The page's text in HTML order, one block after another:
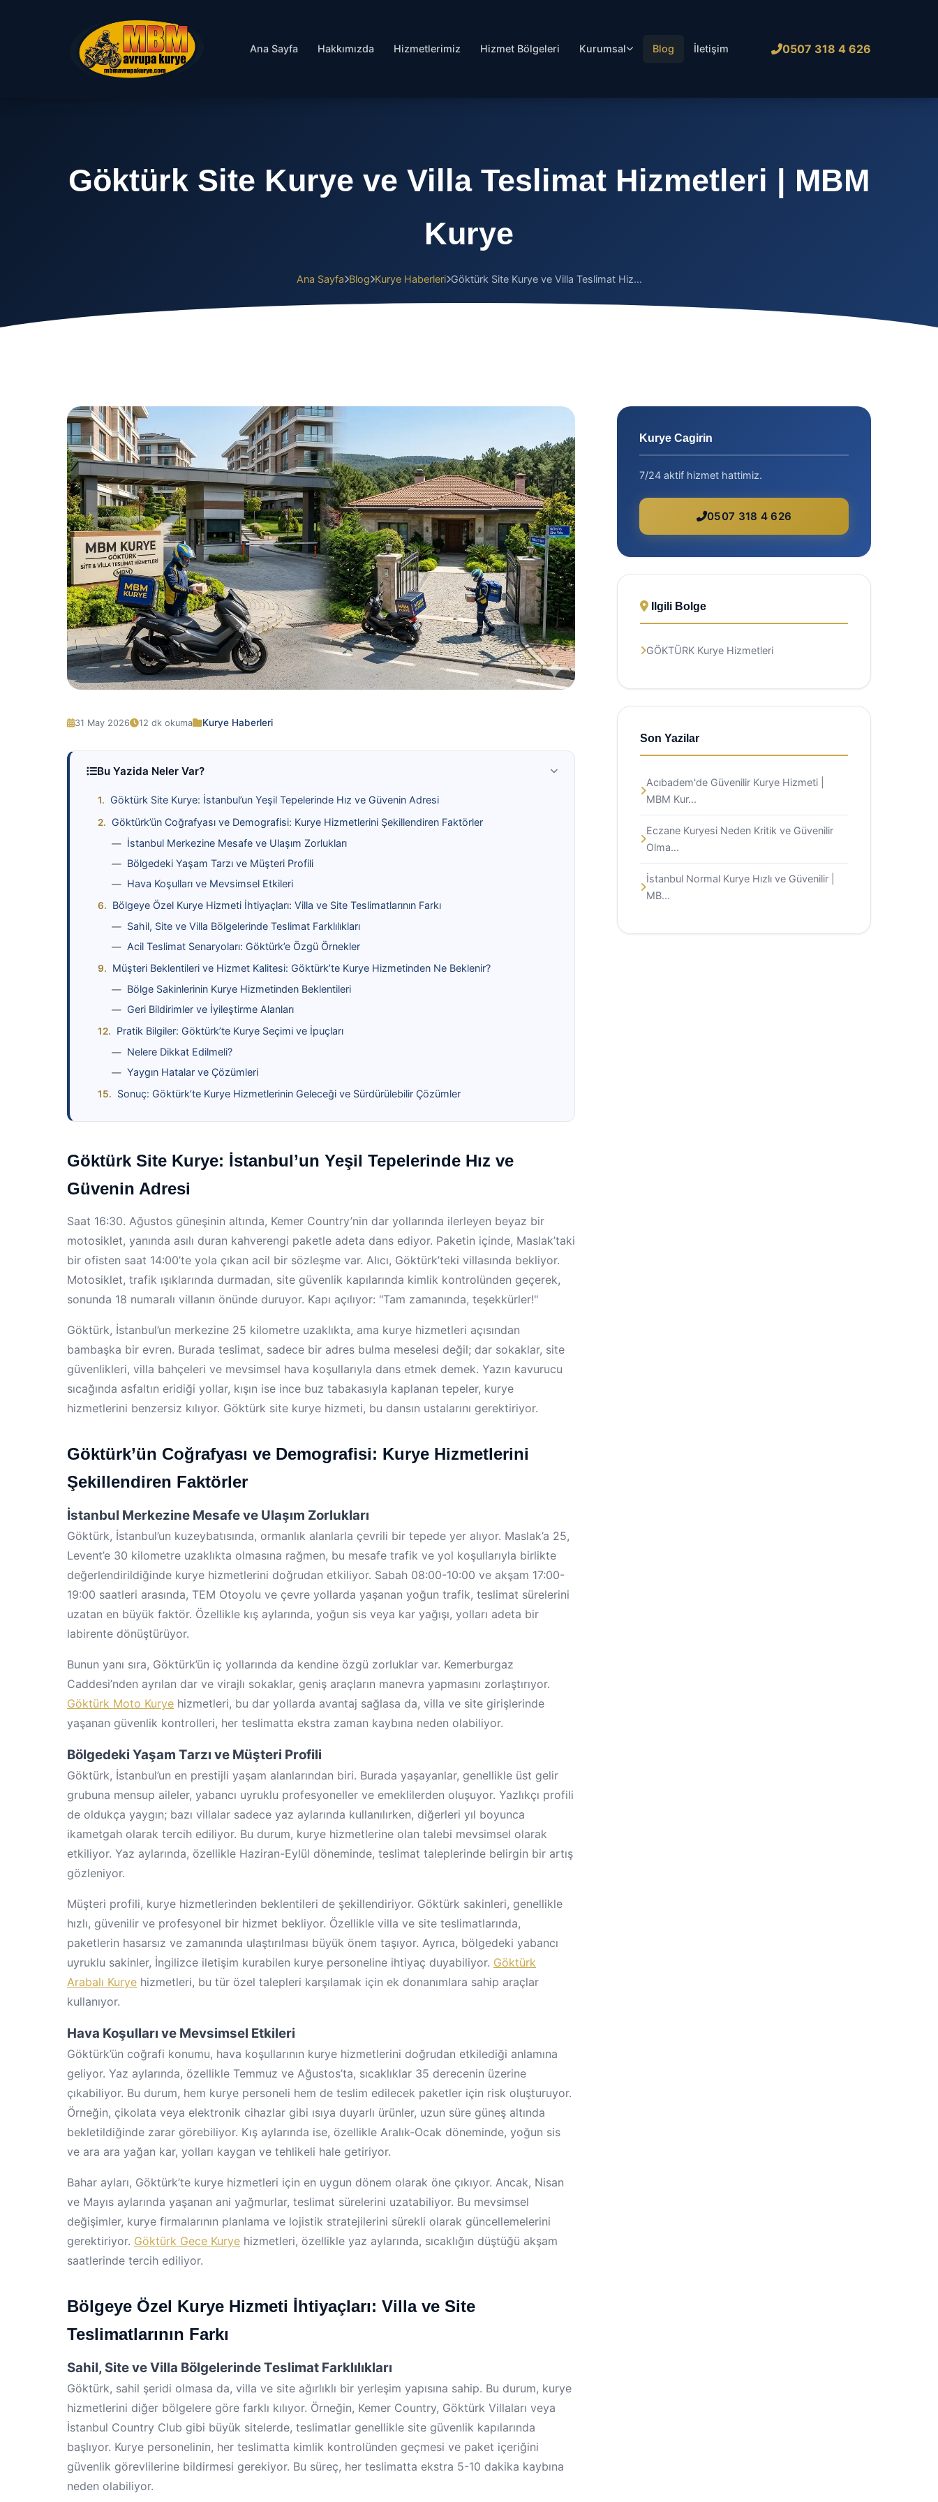
Ana Sayfa Hakkımızda Hizmetlerimiz Hizmet Bölgeleri Kurumsal Blog İletişim 0507 318 4 626
Göktürk Site Kurye ve Villa Teslimat Hizmetleri | MBM
Kurye
Ana Sayfa Blog Kurye Haberleri Göktürk Site Kurye ve Villa Teslimat Hiz...
31 May 2026 12 dk okuma Kurye Haberleri
Bu Yazida Neler Var?
Göktürk Site Kurye: İstanbul’un Yeşil Tepelerinde Hız ve Güvenin Adresi
Göktürk’ün Coğrafyası ve Demografisi: Kurye Hizmetlerini Şekillendiren Faktörler
İstanbul Merkezine Mesafe ve Ulaşım Zorlukları
Bölgedeki Yaşam Tarzı ve Müşteri Profili
Hava Koşulları ve Mevsimsel Etkileri
Bölgeye Özel Kurye Hizmeti İhtiyaçları: Villa ve Site Teslimatlarının Farkı
Sahil, Site ve Villa Bölgelerinde Teslimat Farklılıkları
Acil Teslimat Senaryoları: Göktürk’e Özgü Örnekler
Müşteri Beklentileri ve Hizmet Kalitesi: Göktürk’te Kurye Hizmetinden Ne Beklenir?
Bölge Sakinlerinin Kurye Hizmetinden Beklentileri
Geri Bildirimler ve İyileştirme Alanları
Pratik Bilgiler: Göktürk’te Kurye Seçimi ve İpuçları
Nelere Dikkat Edilmeli?
Yaygın Hatalar ve Çözümleri
Sonuç: Göktürk’te Kurye Hizmetlerinin Geleceği ve Sürdürülebilir Çözümler
Göktürk Site Kurye: İstanbul’un Yeşil Tepelerinde Hız ve
Güvenin Adresi
Saat 16:30. Ağustos güneşinin altında, Kemer Country’nin dar yollarında ilerleyen beyaz bir
motosiklet, yanında asılı duran kahverengi paketle adeta dans ediyor. Paketin içinde, Maslak’taki
bir ofisten saat 14:00’te yola çıkan acil bir sözleşme var. Alıcı, Göktürk’teki villasında bekliyor.
Motosiklet, trafik ışıklarında durmadan, site güvenlik kapılarında kimlik kontrolünden geçerek,
sonunda 18 numaralı villanın önünde duruyor. Kapı açılıyor: "Tam zamanında, teşekkürler!"
Göktürk, İstanbul’un merkezine 25 kilometre uzaklıkta, ama kurye hizmetleri açısından
bambaşka bir evren. Burada teslimat, sadece bir adres bulma meselesi değil; dar sokaklar, site
güvenlikleri, villa bahçeleri ve mevsimsel hava koşullarıyla dans etmek demek. Yazın kavurucu
sıcağında asfaltın eridiği yollar, kışın ise ince buz tabakasıyla kaplanan tepeler, kurye
hizmetlerini benzersiz kılıyor. Göktürk site kurye hizmeti, bu dansın ustalarını gerektiriyor.
Göktürk’ün Coğrafyası ve Demografisi: Kurye Hizmetlerini
Şekillendiren Faktörler
İstanbul Merkezine Mesafe ve Ulaşım Zorlukları
Göktürk, İstanbul’un kuzeybatısında, ormanlık alanlarla çevrili bir tepede yer alıyor. Maslak’a 25,
Levent’e 30 kilometre uzaklıkta olmasına rağmen, bu mesafe trafik ve yol koşullarıyla birlikte
değerlendirildiğinde kurye hizmetlerini doğrudan etkiliyor. Sabah 08:00-10:00 ve akşam 17:00-
19:00 saatleri arasında, TEM Otoyolu ve çevre yollarda yaşanan yoğun trafik, teslimat sürelerini
uzatan en büyük faktör. Özellikle kış aylarında, yoğun sis veya kar yağışı, yolları adeta bir
labirente dönüştürüyor.
Bunun yanı sıra, Göktürk’ün iç yollarında da kendine özgü zorluklar var. Kemerburgaz
Caddesi’nden ayrılan dar ve virajlı sokaklar, geniş araçların manevra yapmasını zorlaştırıyor.
Göktürk Moto Kurye hizmetleri, bu dar yollarda avantaj sağlasa da, villa ve site girişlerinde
yaşanan güvenlik kontrolleri, her teslimatta ekstra zaman kaybına neden olabiliyor.
Bölgedeki Yaşam Tarzı ve Müşteri Profili
Göktürk, İstanbul’un en prestijli yaşam alanlarından biri. Burada yaşayanlar, genellikle üst gelir
grubuna mensup aileler, yabancı uyruklu profesyoneller ve emeklilerden oluşuyor. Yazlıkçı profili
de oldukça yaygın; bazı villalar sadece yaz aylarında kullanılırken, diğerleri yıl boyunca
ikametgah olarak tercih ediliyor. Bu durum, kurye hizmetlerine olan talebi mevsimsel olarak
etkiliyor. Yaz aylarında, özellikle Haziran-Eylül döneminde, teslimat taleplerinde belirgin bir artış
gözleniyor.
Müşteri profili, kurye hizmetlerinden beklentileri de şekillendiriyor. Göktürk sakinleri, genellikle
hızlı, güvenilir ve profesyonel bir hizmet bekliyor. Özellikle villa ve site teslimatlarında,
paketlerin hasarsız ve zamanında ulaştırılması büyük önem taşıyor. Ayrıca, bölgedeki yabancı
uyruklu sakinler, İngilizce iletişim kurabilen kurye personeline ihtiyaç duyabiliyor. Göktürk
Arabalı Kurye hizmetleri, bu tür özel talepleri karşılamak için ek donanımlara sahip araçlar
kullanıyor.
Hava Koşulları ve Mevsimsel Etkileri
Göktürk’ün coğrafi konumu, hava koşullarının kurye hizmetlerini doğrudan etkilediği anlamına
geliyor. Yaz aylarında, özellikle Temmuz ve Ağustos’ta, sıcaklıklar 35 derecenin üzerine
çıkabiliyor. Bu durum, hem kurye personeli hem de teslim edilecek paketler için risk oluşturuyor.
Örneğin, çikolata veya elektronik cihazlar gibi ısıya duyarlı ürünler, uzun süre güneş altında
bekletildiğinde zarar görebiliyor. Kış aylarında ise, özellikle Aralık-Ocak döneminde, yoğun sis
ve ara ara yağan kar, yolları kaygan ve tehlikeli hale getiriyor.
Bahar ayları, Göktürk’te kurye hizmetleri için en uygun dönem olarak öne çıkıyor. Ancak, Nisan
ve Mayıs aylarında yaşanan ani yağmurlar, teslimat sürelerini uzatabiliyor. Bu mevsimsel
değişimler, kurye firmalarının planlama ve lojistik stratejilerini sürekli olarak güncellemelerini
gerektiriyor. Göktürk Gece Kurye hizmetleri, özellikle yaz aylarında, sıcaklığın düştüğü akşam
saatlerinde tercih ediliyor.
Bölgeye Özel Kurye Hizmeti İhtiyaçları: Villa ve Site
Teslimatlarının Farkı
Sahil, Site ve Villa Bölgelerinde Teslimat Farklılıkları
Göktürk, sahil şeridi olmasa da, villa ve site ağırlıklı bir yerleşim yapısına sahip. Bu durum, kurye
hizmetlerini diğer bölgelere göre farklı kılıyor. Örneğin, Kemer Country, Göktürk Villaları veya
İstanbul Country Club gibi büyük sitelerde, teslimatlar genellikle site güvenlik kapılarında
başlıyor. Kurye personelinin, her teslimatta kimlik kontrolünden geçmesi ve paket içeriğini
güvenlik görevlilerine bildirmesi gerekiyor. Bu süreç, her teslimatta ekstra 5-10 dakika kaybına
neden olabiliyor.
Kurye Cagirin
7/24 aktif hizmet hattimiz.
0507 318 4 626
Ilgili Bolge
GÖKTÜRK Kurye Hizmetleri
Son Yazilar
Acıbadem'de Güvenilir Kurye Hizmeti |
MBM Kur...
Eczane Kuryesi Neden Kritik ve Güvenilir
Olma...
İstanbul Normal Kurye Hızlı ve Güvenilir |
MB...